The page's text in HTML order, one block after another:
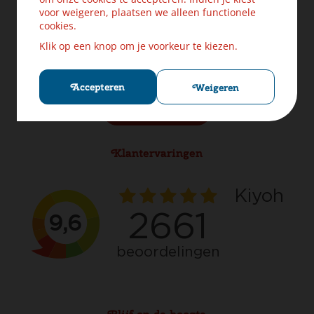
voor weigeren, plaatsen we alleen functionele
cookies.
Klik op een knop om je voorkeur te kiezen.
Accepteren Weigeren
Levering & Verzendinformatie
Ruilen & Retourneren
Klachten? Laat ons helpen!
Cookies
Klantervaringen